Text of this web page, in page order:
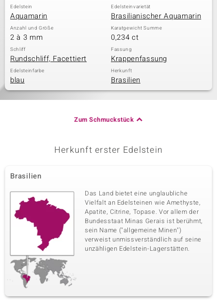
Edelstein
Aquamarin
Edelsteinvarietät
Brasilianischer Aquamarin
Anzahl und Größe
2 à 3 mm
Karatgewicht Summe
0,234 ct
Schliff
Rundschliff, Facettiert
Fassung
Krappenfassung
Edelsteinfarbe
blau
Herkunft
Brasilien
Zum Schmuckstück
Herkunft erster Edelstein
Brasilien
Das Land bietet eine unglaubliche
Vielfalt an Edelsteinen wie Amethyste,
Apatite, Citrine, Topase. Vor allem der
Bundesstaat Minas Gerais ist berühmt,
sein Name ("allgemeine Minen")
verweist unmissverständlich auf seine
unzähligen Edelstein-Lagerstätten.